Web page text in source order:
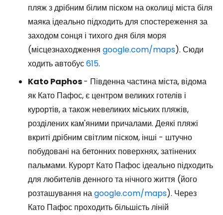
пляж з дрібним білим піском на околиці міста біля
маяка ідеально підходить для спостереження за
заходом сонця і тихого дня біля моря
(місцезнаходження google.com/maps). Сюди
ходить автобус615.
Kato Paphos- Південна частина міста, відома
як Като Пафос, є центром великих готелів і
курортів, а також невеликих міських пляжів,
розділених кам'яними причалами. Деякі пляжі
вкриті дрібним світлим піском, інші - штучно
побудовані на бетонних поверхнях, затінених
пальмами. Курорт Като Пафос ідеально підходить
для любителів денного та нічного життя (його
розташування наgoogle.com/maps). Через
Като Пафос проходить більшість ліній